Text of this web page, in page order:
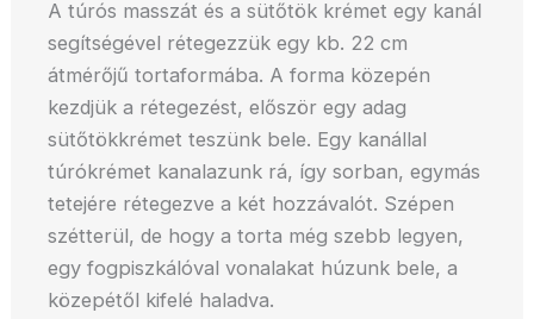
A túrós masszát és a sütőtök krémet egy kanál
segítségével rétegezzük egy kb. 22 cm
átmérőjű tortaformába. A forma közepén
kezdjük a rétegezést, először egy adag
sütőtökkrémet teszünk bele. Egy kanállal
túrókrémet kanalazunk rá, így sorban, egymás
tetejére rétegezve a két hozzávalót. Szépen
szétterül, de hogy a torta még szebb legyen,
egy fogpiszkálóval vonalakat húzunk bele, a
közepétől kifelé haladva.